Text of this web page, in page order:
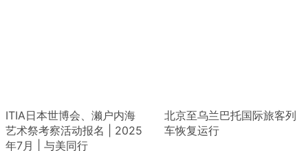
ITIA日本世博会、濑户内海
艺术祭考察活动报名 | 2025
年7月 | 与美同行
北京至乌兰巴托国际旅客列
车恢复运行